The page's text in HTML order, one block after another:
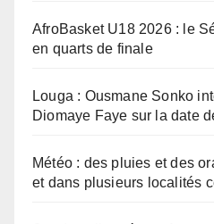
AfroBasket U18 2026 : le
en quarts de finale
Louga : Ousmane Sonko
Diomaye Faye sur la date
Météo : des pluies et des
et dans plusieurs localités